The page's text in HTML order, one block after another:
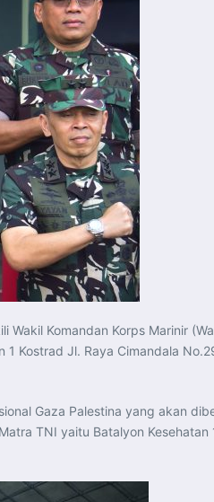
Wakil Komandan Korps Marinir
Kostrad Jl. Raya Cimandala
Gaza Palestina yang akan
TNI yaitu Batalyon Kesehatan